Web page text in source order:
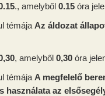
., amelyből 0.15 óra
témája Az áldozat
, amelyből 0,30 óra
témája A megfelelő
használata az